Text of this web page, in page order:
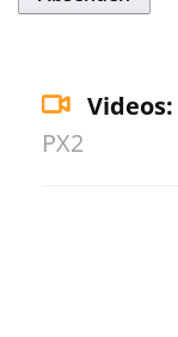
Videos:
PX2